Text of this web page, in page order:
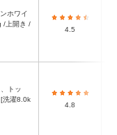
/上開き /
4.5
洗濯8.0k
4.8